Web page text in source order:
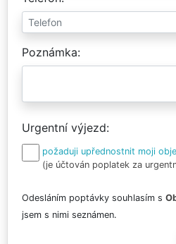
Poznámka
Urgentní výjezd
požaduji upřednostnit moji
(je účtován poplatek za
Odesláním poptávky souhlasím s
jsem s nimi seznámen.